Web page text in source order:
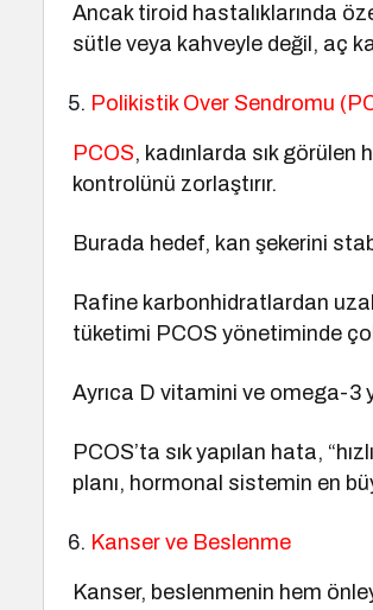
Ancak tiroid hastalıklarında
sütle veya kahveyle değil, aç
Polikistik Over Sendromu
PCOS, kadınlarda sık
kontrolünü zorlaştırır.
Burada hedef, kan şekerini
Rafine karbonhidratlardan
tüketimi PCOS yönetiminde
Ayrıca D vitamini ve omega-3
PCOS’ta sık yapılan hata,
planı, hormonal sistemin en
Kanser ve Beslenme
Kanser, beslenmenin hem